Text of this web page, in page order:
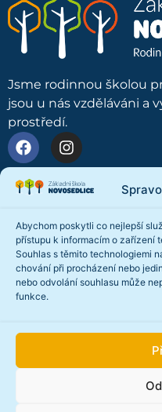
Abychom poskytli co nejlepší
přístupu k informacím o zařízení
Souhlas s těmito technologiemi
chování při procházení nebo
nebo odvolání souhlasu může
funkce.
Jsme rodinnou školou
jsou u nás vzděláváni a
prostředí.
O škole
Naše škola
Náš tým
Školní jídelna